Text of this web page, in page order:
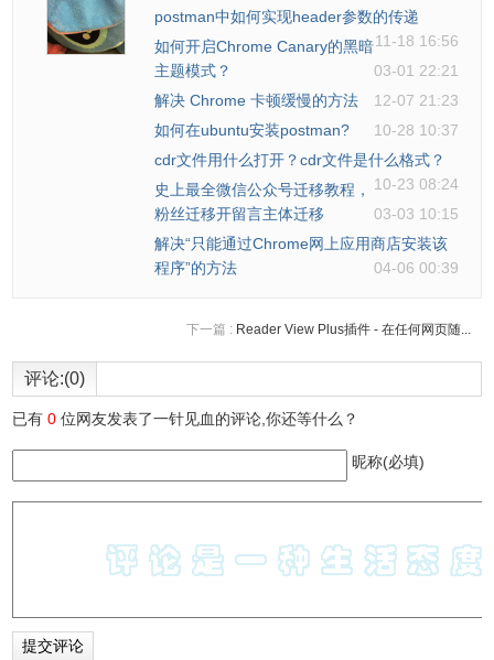
postman中如何实现header参数的传递
11-18 16:56
如何开启Chrome Canary的黑暗
主题模式？
03-01 22:21
解决 Chrome 卡顿缓慢的方法
12-07 21:23
如何在ubuntu安装postman?
10-28 10:37
cdr文件用什么打开？cdr文件是什么格式？
10-23 08:24
史上最全微信公众号迁移教程，
粉丝迁移开留言主体迁移
03-03 10:15
解决“只能通过Chrome网上应用商店安装该
程序”的方法
04-06 00:39
下一篇 : Reader View Plus插件 - 在任何网页随...
评论:(0)
已有0 位网友发表了一针见血的评论,你还等什么？
昵称(必填)